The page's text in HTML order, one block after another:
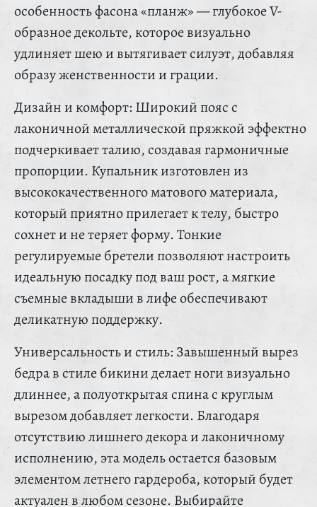
особенность фасона «планж» — глубокое V-
образное декольте, которое визуально
удлиняет шею и вытягивает силуэт, добавляя
образу женственности и грации.
Дизайн и комфорт: Широкий пояс с
лаконичной металлической пряжкой эффектно
подчеркивает талию, создавая гармоничные
пропорции. Купальник изготовлен из
высококачественного матового материала,
который приятно прилегает к телу, быстро
сохнет и не теряет форму. Тонкие
регулируемые бретели позволяют настроить
идеальную посадку под ваш рост, а мягкие
съемные вкладыши в лифе обеспечивают
деликатную поддержку.
Универсальность и стиль: Завышенный вырез
бедра в стиле бикини делает ноги визуально
длиннее, а полуоткрытая спина с круглым
вырезом добавляет легкости. Благодаря
отсутствию лишнего декора и лаконичному
исполнению, эта модель остается базовым
элементом летнего гардероба, который будет
актуален в любом сезоне. Выбирайте